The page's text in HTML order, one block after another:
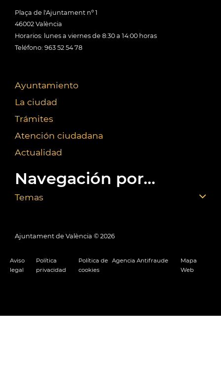
Plaça de l'Ajuntament nº 1
46002 València
Horarios: lunes a viernes de 8:30 a 14:00 horas
Teléfono: 963 52 54 78
Ayuntamiento
La ciudad
Trámites
Atención ciudadana
Actualidad
Navegación por...
Temas
Ajuntament de València © 2026
Aviso
legal
Política
privacidad
Política de
cookies
Agencia Antifraude
Mapa
Web